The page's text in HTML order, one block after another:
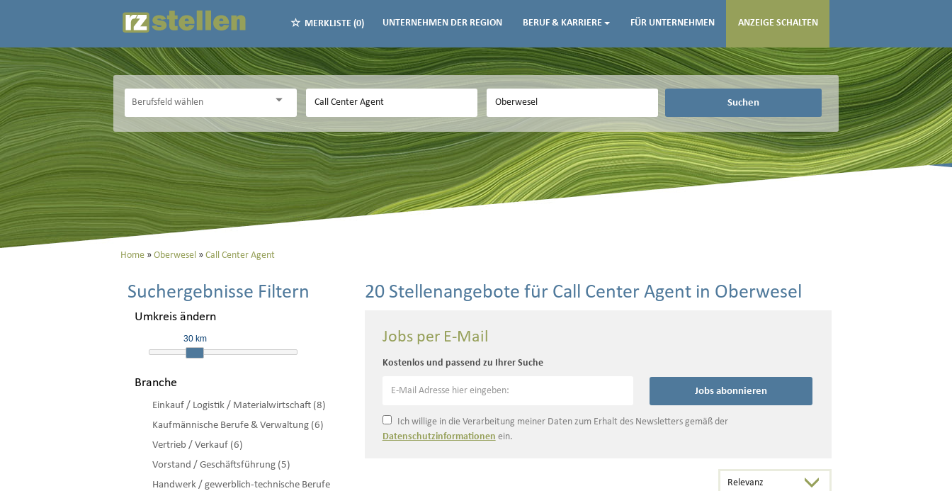
MERKLISTE (0) UNTERNEHMEN DER REGION BERUF & KARRIERE FÜR UNTERNEHMEN ANZEIGE SCHALTEN
Suchen
Home Oberwesel Call Center Agent
Suchergebnisse Filtern
Umkreis ändern
30 km
Branche
Einkauf / Logistik / Materialwirtschaft (8)
Kaufmännische Berufe & Verwaltung (6)
Vertrieb / Verkauf (6)
Vorstand / Geschäftsführung (5)
Handwerk / gewerblich-technische Berufe
20 Stellenangebote für Call Center Agent in Oberwesel
Jobs per E-Mail
Kostenlos und passend zu Ihrer Suche
Jobs abonnieren
Ich willige in die Verarbeitung meiner Daten zum Erhalt des Newsletters gemäß der
Datenschutzinformationen ein.